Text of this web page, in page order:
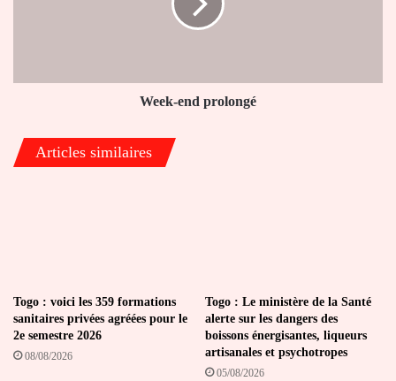
Week-end prolongé
Articles similaires
Togo : voici les 359 formations
sanitaires privées agréées pour le
2e semestre 2026
08/08/2026
Togo : Le ministère de la Santé
alerte sur les dangers des
boissons énergisantes, liqueurs
artisanales et psychotropes
05/08/2026